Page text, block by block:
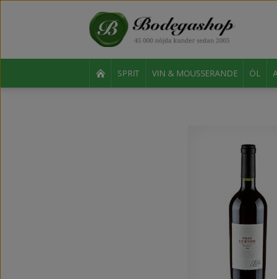
SPRIT VIN & MOUSSERANDE ÖL